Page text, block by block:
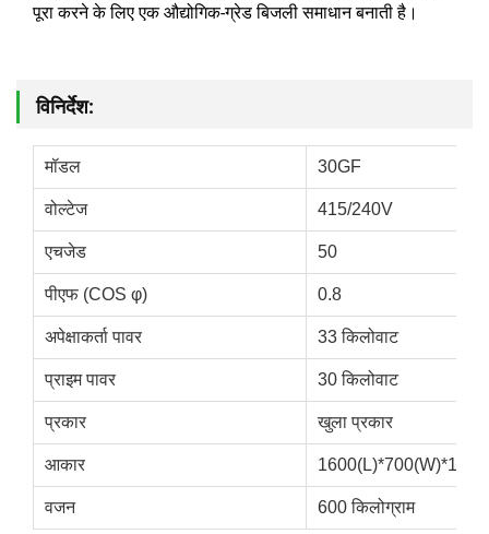
पूरा करने के लिए एक औद्योगिक-ग्रेड बिजली समाधान बनाती है।
विनिर्देश:
मॉडल 30GF
वोल्टेज 415/240V
एचजेड 50
पीएफ (COS φ) 0.8
अपेक्षाकर्ता पावर 33 किलोवाट
प्राइम पावर 30 किलोवाट
प्रकार खुला प्रकार
आकार
वजन 600 किलोग्राम